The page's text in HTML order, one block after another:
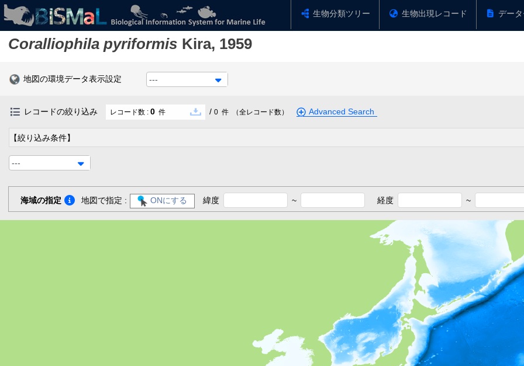
生物分類ツリー 生物出現レコード デー
Coralliophila pyriformis Kira, 1959
地図の環境データ表示設定 ---
レコードの絞り込み レコード数 : 0 件 / 0 件 （全レコード数） Advanced Search
【絞り込み条件】
---
海域の指定 地図で指定 : ONにする 緯度 ~ 経度 ~